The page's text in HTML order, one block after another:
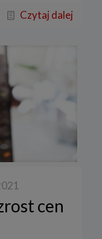
Czytaj dalej
cen